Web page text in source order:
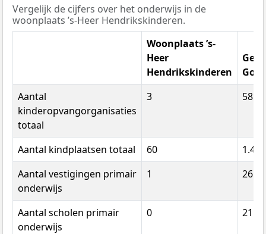
Vergelijk de cijfers over het onderwijs in de
woonplaats ’s-Heer Hendrikskinderen.
Woonplaats ’s-
Heer
Hendrikskinderen
Goes
Aantal
kinderopvangorganisaties
totaal
3 58
Aantal kindplaatsen totaal 60
1.490
Aantal vestigingen primair
onderwijs
1 26
Aantal scholen primair
onderwijs
0 21